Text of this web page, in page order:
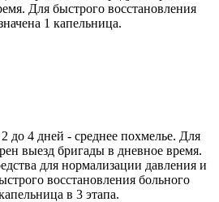
Для быстрого восстановления
1 капельница.
до 4 дней - среднее похмелье. Для
выезд бригады в дневное время.
для нормализации давления и
восстановления больного
в 3 этапа.